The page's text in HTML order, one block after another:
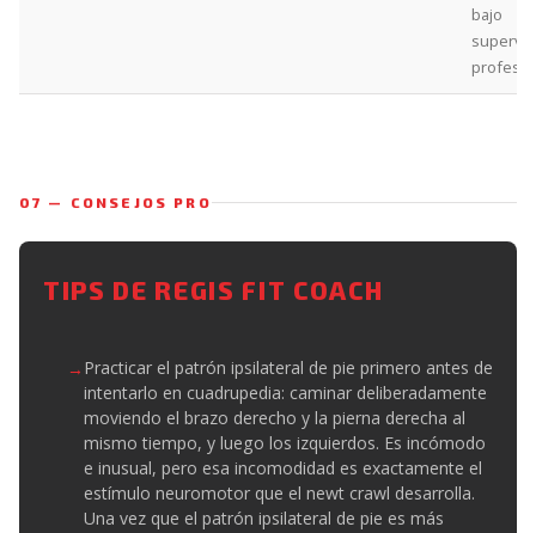
bajo
07 — CONSEJOS PRO
TIPS DE REGIS FIT COACH
Practicar el patrón ipsilateral de pie primero antes de
intentarlo en cuadrupedia: caminar deliberadamente
moviendo el brazo derecho y la pierna derecha al
mismo tiempo, y luego los izquierdos. Es incómodo
e inusual, pero esa incomodidad es exactamente el
estímulo neuromotor que el newt crawl desarrolla.
Una vez que el patrón ipsilateral de pie es más